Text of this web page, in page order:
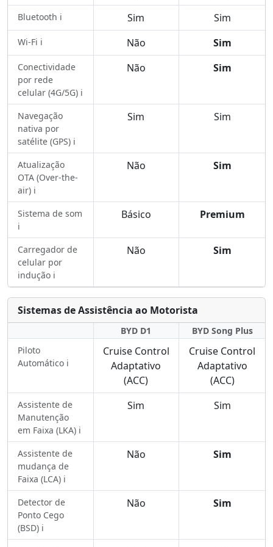
Bluetooth ℹ️ Sim Sim
Wi-Fi ℹ️ Não Sim
Conectividade
por rede
celular (4G/5G) ℹ️
Não Sim
Navegação
nativa por
satélite (GPS) ℹ️
Sim Sim
Atualização
OTA (Over-the-
air) ℹ️
Não Sim
Sistema de som
ℹ️
Básico Premium
Carregador de
celular por
indução ℹ️
Não Sim
Sistemas de Assistência ao Motorista
BYD D1
BYD Song Plus
Piloto
Automático ℹ️
Cruise Control
Adaptativo
(ACC)
Cruise Control
Adaptativo
(ACC)
Assistente de
Manutenção
em Faixa (LKA) ℹ️
Sim Sim
Assistente de
mudança de
Faixa (LCA) ℹ️
Não Sim
Detector de
Ponto Cego
(BSD) ℹ️
Não Sim